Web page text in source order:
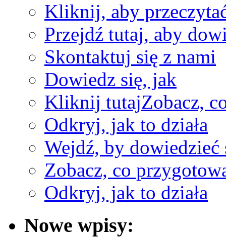
Kliknij, aby
Przejdź tutaj, aby
Skontaktuj się z nami
Dowiedz się, jak
Kliknij tutajZobacz,
Odkryj, jak to działa
Wejdź, by dowiedzieć
Zobacz, co
Odkryj, jak to działa
Nowe wpisy: